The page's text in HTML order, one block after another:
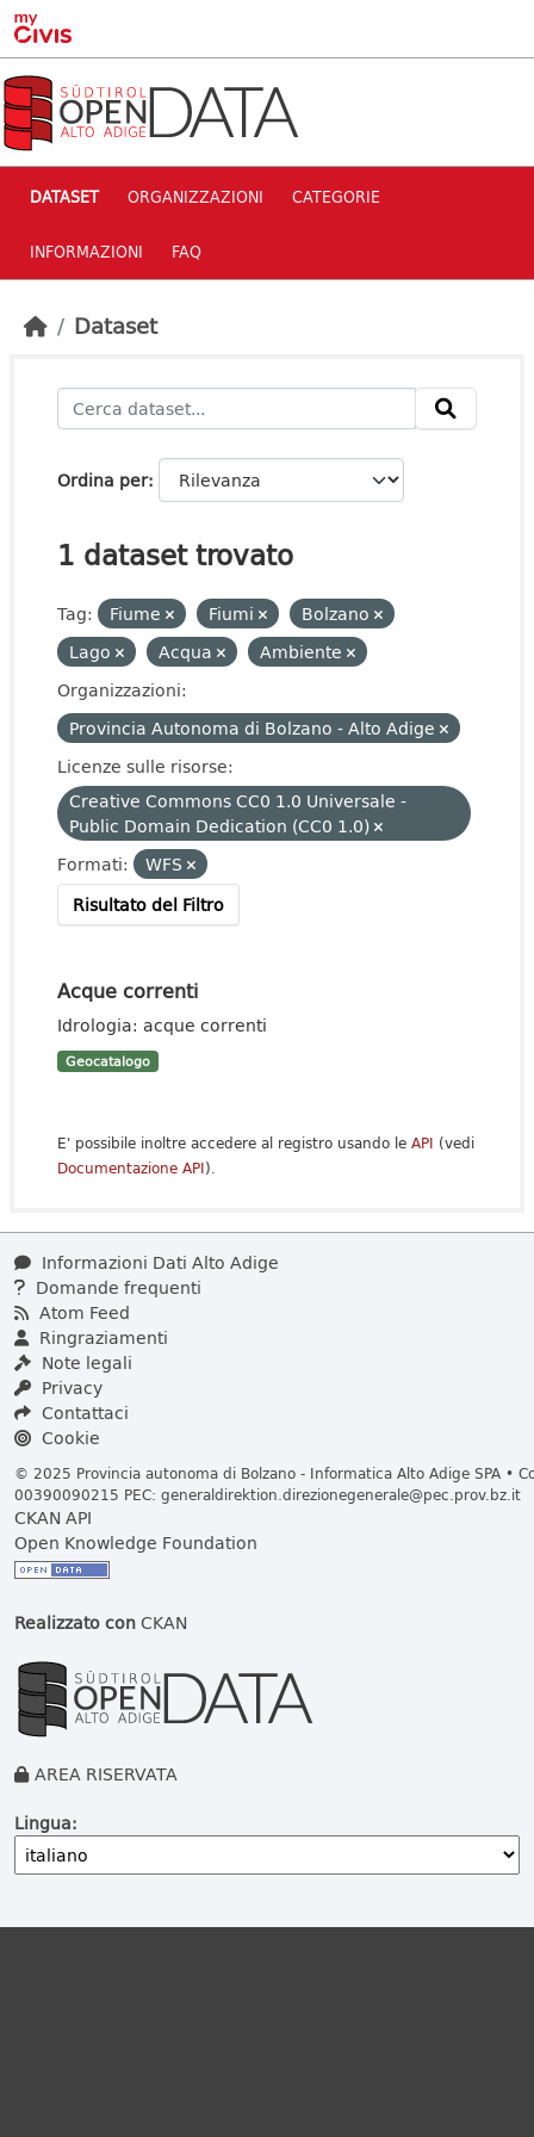
Skip to main content
DATASET ORGANIZZAZIONI CATEGORIE
INFORMAZIONI FAQ
Dataset
Ordina per
1 dataset trovato
Tag: Fiume Fiumi
Bolzano
Lago
Acqua
Ambiente
Organizzazioni:
Provincia Autonoma di Bolzano - Alto Adige
Licenze sulle risorse:
Creative Commons CC0 1.0 Universale -
Public Domain Dedication (CC0 1.0)
Formati:
WFS
Risultato del Filtro
Acque correnti
Idrologia: acque correnti
Geocatalogo
E' possibile inoltre accedere al registro usando le API (vedi
Documentazione API).
Informazioni Dati Alto Adige
Domande frequenti
Atom Feed
Ringraziamenti
Note legali
Privacy
Contattaci
Cookie
© 2025 Provincia autonoma di Bolzano - Informatica Alto Adige SPA •
00390090215 PEC: generaldirektion.direzionegenerale@pec.prov.bz.it
CKAN API
Open Knowledge Foundation
Realizzato conCKAN
AREA RISERVATA
Lingua